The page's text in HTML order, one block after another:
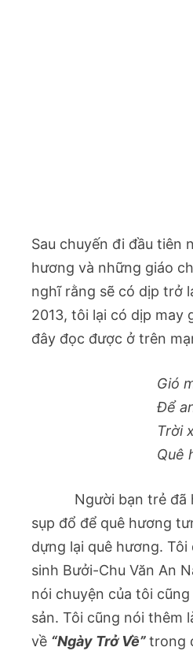
Sau chuyến đi đầu tiên
hương và những giáo
nghĩ rằng sẽ có dịp trở
2013, tôi lại có dịp may
đây đọc được ở trên
Gió
Để
Trời
Quê
Người bạn trẻ đã hỏi
sụp đổ để quê hương
dựng lại quê hương.
sinh Bưởi-Chu Văn An
nói chuyện của tôi
sản. Tôi cũng nói thêm
về “Ngày Trở Về”trong